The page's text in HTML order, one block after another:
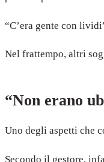
“C’era gente con
Nel frattempo, altri
“Non erano
Uno degli aspetti che
Secondo il gestore,